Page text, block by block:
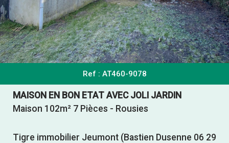
Critères supplémentaires
Parking
Ref : AT460-9078
MAISON EN BON ETAT AVEC JOLI JARDIN
Maison 102m² 7 Pièces - Rousies
Tigre immobilier Jeumont (Bastien Dusenne 06 29